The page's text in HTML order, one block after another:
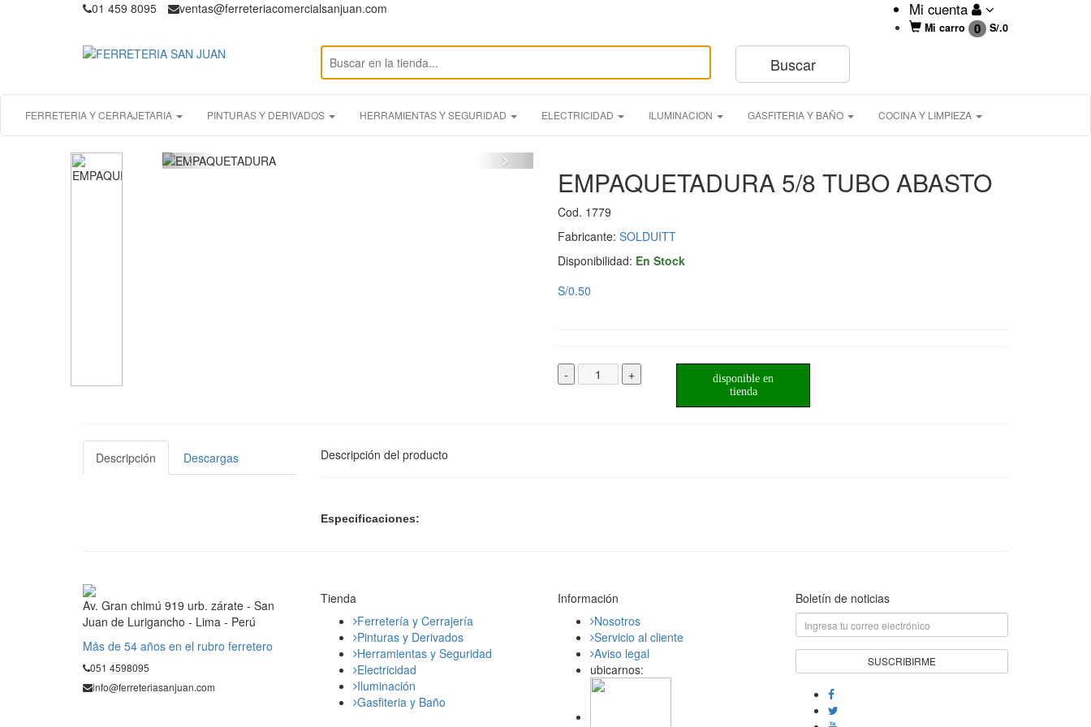
01 459 8095 ventas@ferreteriacomercialsanjuan.com Mi cuenta
Mi carro 0 S/.0
FERRETERIA Y CERRAJETARIA PINTURAS Y DERIVADOS HERRAMIENTAS Y SEGURIDAD ELECTRICIDAD ILUMINACION GASFITERIA Y BAÑO COCINA Y LIMPIEZA
EMPAQUETADURA 5/8 TUBO ABASTO
Cod. 1779
Fabricante: SOLDUITT
Disponibilidad: En Stock
S/0.50
- +
disponible en
tienda
Descripción Descargas Descripción del producto
Especificaciones:
Av. Gran chimú 919 urb. zárate - San
Juan de Lurigancho - Lima - Perú
Mås de 54 años en el rubro ferretero
051 4598095
info@ferreteriasanjuan.com
Tienda
Ferretería y Cerrajería
Pinturas y Derivados
Herramientas y Seguridad
Electricidad
Iluminación
Gasfiteria y Baño
Información
Nosotros
Servicio al cliente
Aviso legal
ubicarnos:
Boletín de noticias